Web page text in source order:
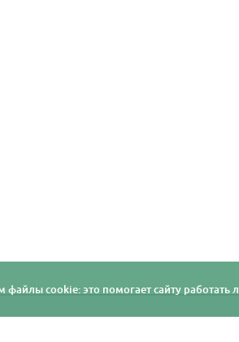
cookie: это помогает сайту работать